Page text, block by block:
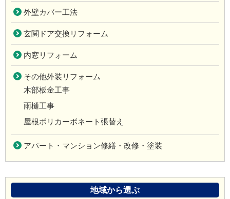
外壁カバー工法
玄関ドア交換リフォーム
内窓リフォーム
その他外装リフォーム
木部板金工事
雨樋工事
屋根ポリカーボネート張替え
アパート・マンション修繕・改修・塗装
地域から選ぶ